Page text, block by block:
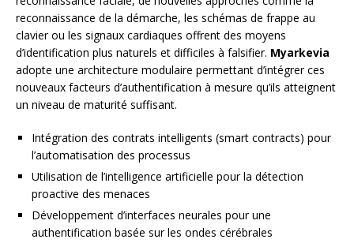
reconnaissance de la démarche, les schémas de frappe au
clavier ou les signaux cardiaques offrent des moyens
d’identification plus naturels et difficiles à falsifier. Myarkevia
adopte une architecture modulaire permettant d’intégrer ces
nouveaux facteurs d’authentification à mesure qu’ils atteignent
un niveau de maturité suffisant.
Intégration des contrats intelligents (smart contracts) pour
l’automatisation des processus
Utilisation de l’intelligence artificielle pour la détection
proactive des menaces
Développement d’interfaces neurales pour une
authentification basée sur les ondes cérébrales